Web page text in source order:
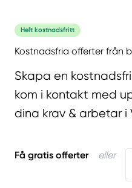
Helt kostnadsfritt
Kostnadsfria offerter från
Skapa en
kom i kontakt med
dina krav & arbetar
Få gratis offerter eller